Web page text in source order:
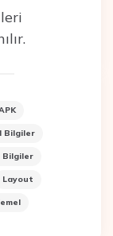
Bilgiler
Bilgiler
Layout